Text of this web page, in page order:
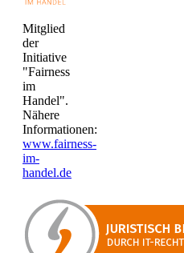
Mitglied
der
Initiative
"Fairness
im
Handel".
Nähere
Informationen:
www.fairness-
im-
handel.de